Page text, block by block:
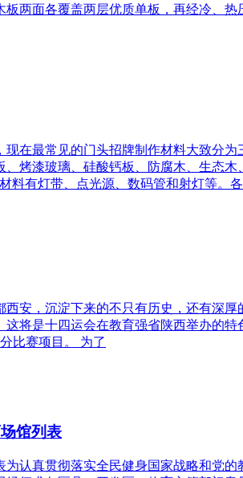
两面各覆盖两层优质单板，再经冷、热
在最常见的门头招牌制作材料大致分
烤漆玻璃、硅酸钙板、防腐木、生态
料有灯带、点光源、数码管和射灯等。
安，沉淀下来的不只有历史，还有深
将是十四运会在教育强省陕西举办的
比赛项目。 为了
馆列表
认真贯彻落实全民健身国家战略和党